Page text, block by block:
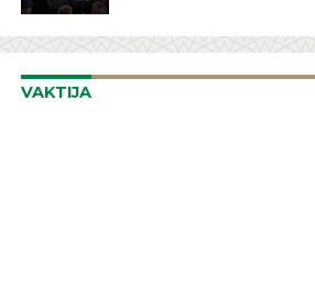
VAKTIJA